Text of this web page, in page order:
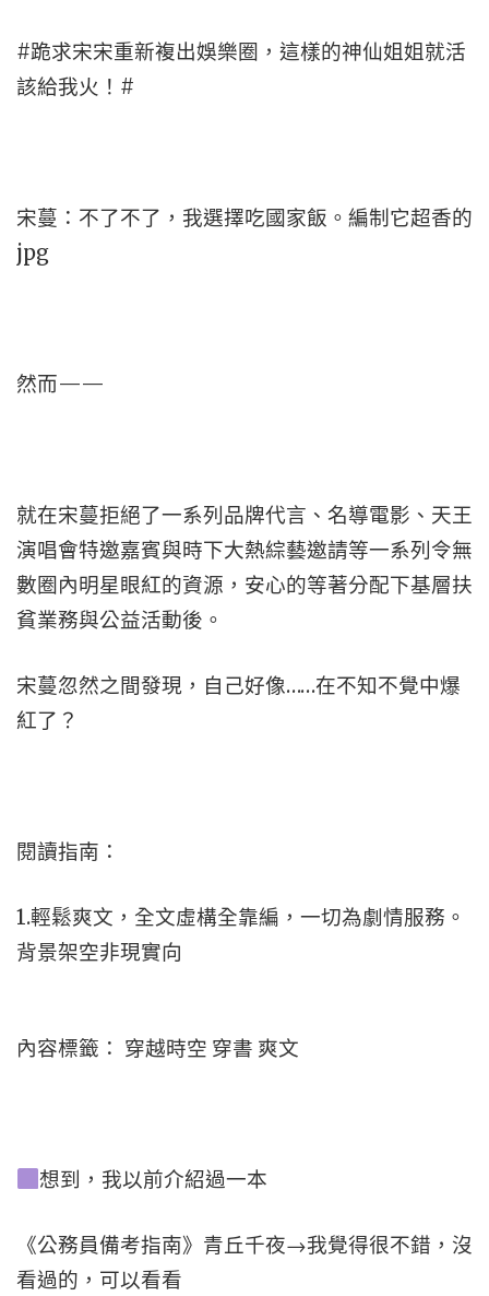
#跪求宋宋重新複出娛樂圈，這樣的神仙姐姐就活
該給我火！#
宋蔓：不了不了，我選擇吃國家飯。編制它超香的
jpg
然而——
就在宋蔓拒絕了一系列品牌代言、名導電影、天王
演唱會特邀嘉賓與時下大熱綜藝邀請等一系列令無
數圈內明星眼紅的資源，安心的等著分配下基層扶
貧業務與公益活動後。
宋蔓忽然之間發現，自己好像……在不知不覺中爆
紅了？
閱讀指南：
1.輕鬆爽文，全文虛構全靠編，一切為劇情服務。
背景架空非現實向
內容標籤： 穿越時空 穿書 爽文
想到，我以前介紹過一本
《公務員備考指南》青丘千夜→我覺得很不錯，沒
看過的，可以看看